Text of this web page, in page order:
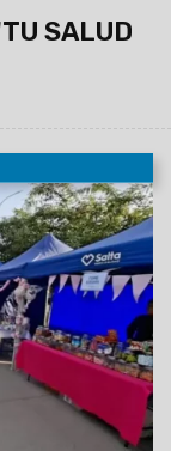
SALUD
el sábado 8 de
Se espera
y el
será de